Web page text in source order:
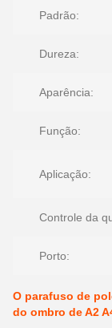
Padrão:
Dureza:
Aparência:
Função:
Aplicação:
Controle da
Porto:
O parafuso de
do ombro de A2